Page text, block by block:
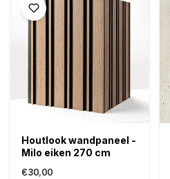
Houtlook wandpaneel -
Milo eiken 270 cm
€30,00